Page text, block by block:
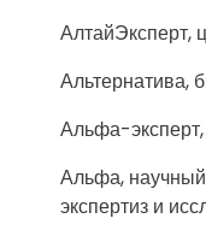
АлтайЭксперт,
Альтернатива,
Альфа-
Альфа,
экспертиз и